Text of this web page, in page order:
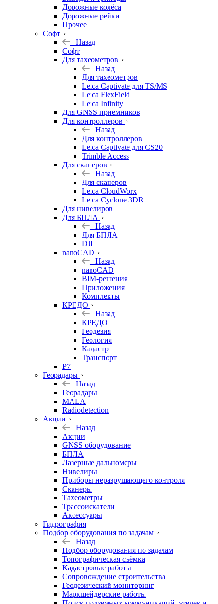
Дорожные колёса
Дорожные рейки
Прочее
Софт
Назад
Софт
Для тахеометров
Назад
Для тахеометров
Leica Captivate для TS/MS
Leica FlexField
Leica Infinity
Для GNSS приемников
Для контроллеров
Назад
Для контроллеров
Leica Captivate для CS20
Trimble Access
Для сканеров
Назад
Для сканеров
Leica CloudWorx
Leica Cyclone 3DR
Для нивелиров
Для БПЛА
Назад
Для БПЛА
DJI
nanoCAD
Назад
nanoCAD
BIM-решения
Приложения
Комплекты
КРЕДО
Назад
КРЕДО
Геодезия
Геология
Кадастр
Транспорт
Р7
Георадары
Назад
Георадары
MALA
Radiodetection
Акции
Назад
Акции
GNSS оборудование
БПЛА
Лазерные дальномеры
Нивелиры
Приборы неразрушающего контроля
Сканеры
Тахеометры
Трассоискатели
Аксессуары
Гидрография
Подбор оборудования по задачам
Назад
Подбор оборудования по задачам
Топографическая съёмка
Кадастровые работы
Сопровождение строительства
Геодезический мониторинг
Маркшейдерские работы